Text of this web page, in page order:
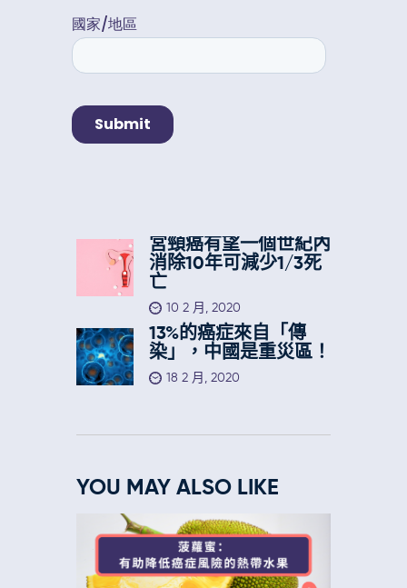
宮頸癌有望一個世紀內
消除10年可減少1/3死
亡
10 2 月, 2020
13%的癌症來自「傳
染」，中國是重災區！
18 2 月, 2020
YOU MAY ALSO LIKE